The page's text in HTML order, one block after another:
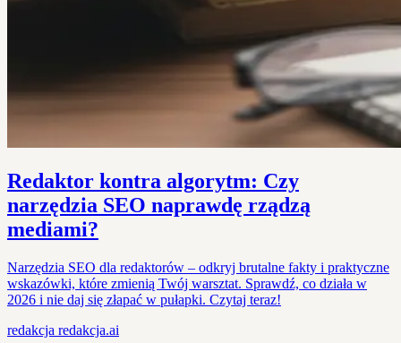
Redaktor kontra algorytm: Czy
narzędzia SEO naprawdę rządzą
mediami?
Narzędzia SEO dla redaktorów – odkryj brutalne fakty i praktyczne
wskazówki, które zmienią Twój warsztat. Sprawdź, co działa w
2026 i nie daj się złapać w pułapki. Czytaj teraz!
redakcja redakcja.ai